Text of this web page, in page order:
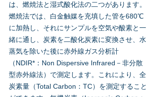
は、燃焼法と湿式酸化法の二つがあります。
燃焼法では、白金触媒を充填した管を680℃
に加熱し、それにサンプルを空気や酸素と一
緒に通し、炭素を二酸化炭素に変換させ、水
蒸気を除いた後に赤外線ガス分析計
（NDIR*：Non Dispersive Infrared－非分散
型赤外線法）で測定します。これにより、全
炭素量（Total Carbon：TC）を測定すること